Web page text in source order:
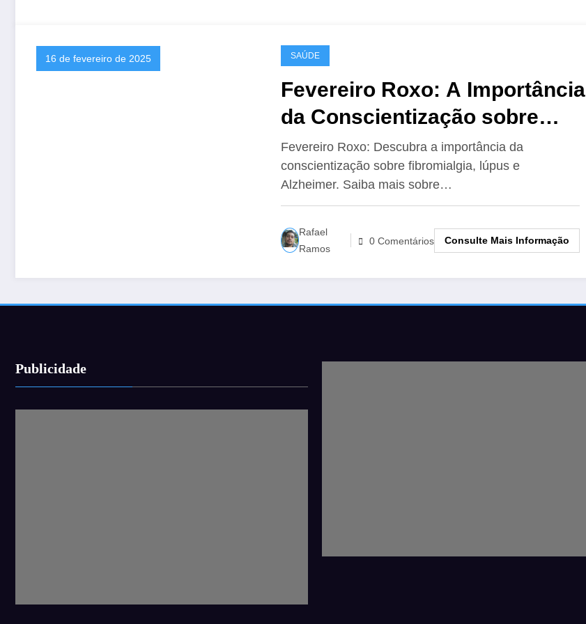
16 de fevereiro de 2025 SAÚDE
Fevereiro Roxo: A Importância
da Conscientização sobre
Fibromialgia, Lúpus e
Alzheimer
Fevereiro Roxo: Descubra a importância da
conscientização sobre fibromialgia, lúpus e
Alzheimer. Saiba mais sobre…
Rafael
Ramos
0 Comentários Consulte Mais Informação
Publicidade